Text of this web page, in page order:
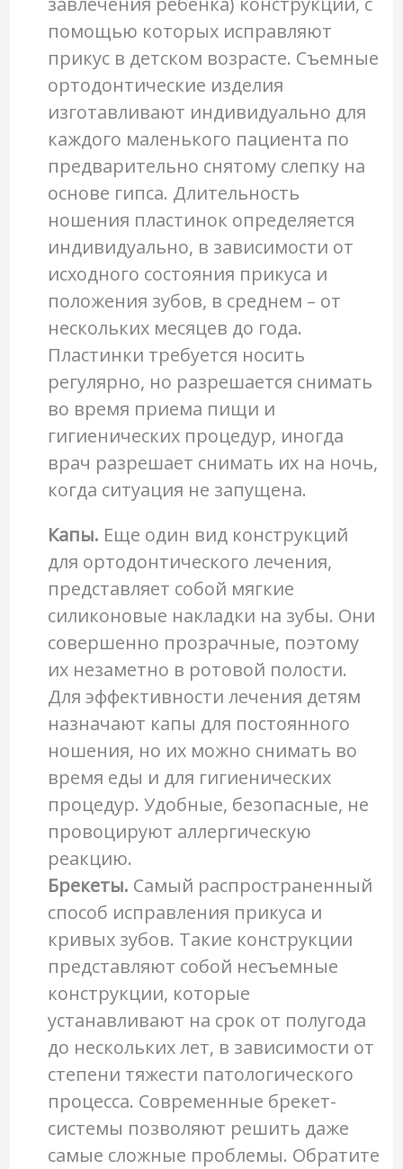
помощью которых исправляют
прикус в детском возрасте. Съемные
ортодонтические изделия
изготавливают индивидуально для
каждого маленького пациента по
предварительно снятому слепку на
основе гипса. Длительность
ношения пластинок определяется
индивидуально, в зависимости от
исходного состояния прикуса и
положения зубов, в среднем – от
нескольких месяцев до года.
Пластинки требуется носить
регулярно, но разрешается снимать
во время приема пищи и
гигиенических процедур, иногда
врач разрешает снимать их на ночь,
когда ситуация не запущена.
Капы. Еще один вид конструкций
для ортодонтического лечения,
представляет собой мягкие
силиконовые накладки на зубы. Они
совершенно прозрачные, поэтому
их незаметно в ротовой полости.
Для эффективности лечения детям
назначают капы для постоянного
ношения, но их можно снимать во
время еды и для гигиенических
процедур. Удобные, безопасные, не
провоцируют аллергическую
реакцию.
Брекеты. Самый распространенный
способ исправления прикуса и
кривых зубов. Такие конструкции
представляют собой несъемные
конструкции, которые
устанавливают на срок от полугода
до нескольких лет, в зависимости от
степени тяжести патологического
процесса. Современные брекет-
системы позволяют решить даже
самые сложные проблемы. Обратите